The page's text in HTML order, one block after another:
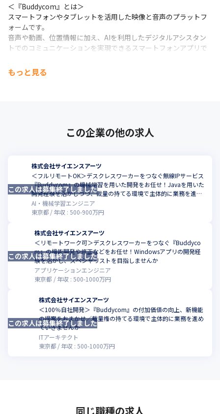
＜『Buddycom』とは＞
スマートフォンやタブレットを活用した映像と音声のプラットフ
ォームです。
音声や動画、位置情報に加え、AIを利用したデジタルアシスタン
トでのコミュニケーションを実現できるスマートフォンアプリで
業界業種を問わず、現場の課題を解決するコミュニケーションツ
ールとして活用されています。
もっと見る
この企業の他の求人
株式会社サイエンスアーツ
＜フルリモートOK＞デスクレスワーカーをつなぐ無線IPサービス
『Buddycom』の機械学習を用いた開発をお任せ！Javaを用いた
開発経験を活かしつつ、裁量の持てる環境で主体的に業務を進め
てみませんか
AI・機械学習エンジニア
東京都
年収 :500-900万円
この求人は募集終了しました
株式会社サイエンスアーツ
＜リモートワーク可＞デスクレスワーカーをつなぐ『Buddyco
m』の機能開発や修正などをお任せ！Windowsアプリの開発経
験を活かし、スペシャリストを目指しませんか
アプリケーションエンジニア
東京都
年収 : 500-1000万円
この求人は募集終了しました
株式会社サイエンスアーツ
＜100％自社開発＞『Buddycom』の付加価値の向上、新機能
の提案をおまかせ／裁量権の持てる環境で主体的に業務を進め
ていきませんか
ITアーキテクト
東京都
年収 :500-1000万円
この求人は募集終了しました
同じ職種の求人